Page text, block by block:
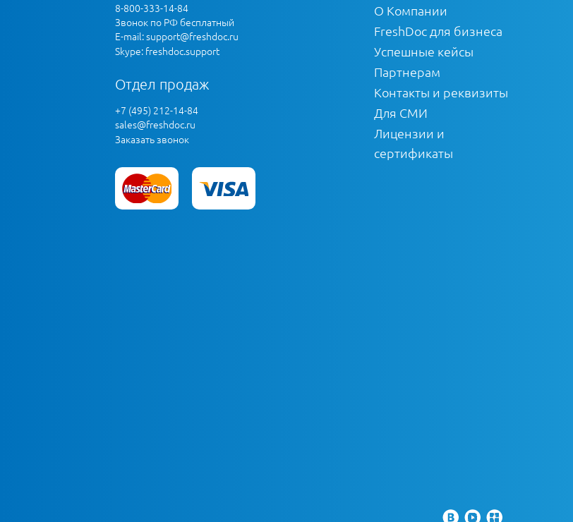
8-800-333-14-84
Звонок по РФ бесплатный
E-mail:support@freshdoc.ru
Skype: freshdoc.support
Отдел продаж
+7 (495) 212-14-84
sales@freshdoc.ru
Заказать звонок
О Компании
FreshDoc для бизнеса
Успешные кейсы
Партнерам
Контакты и реквизиты
Для СМИ
Лицензии и
сертификаты